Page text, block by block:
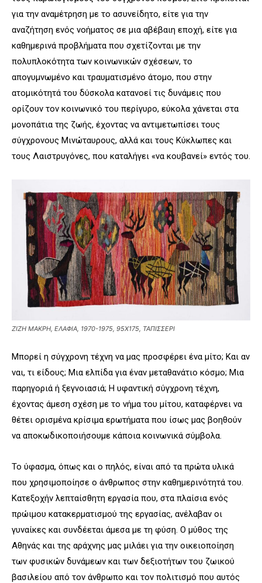
για την αναμέτρηση με το ασυνείδητο, είτε για την
αναζήτηση ενός νοήματος σε μια αβέβαιη εποχή, είτε για
καθημερινά προβλήματα που σχετίζονται με την
πολυπλοκότητα των κοινωνικών σχέσεων, το
απογυμνωμένο και τραυματισμένο άτομο, που στην
ατομικότητά του δύσκολα κατανοεί τις δυνάμεις που
ορίζουν τον κοινωνικό του περίγυρο, εύκολα χάνεται στα
μονοπάτια της ζωής, έχοντας να αντιμετωπίσει τους
σύγχρονους Μινώταυρους, αλλά και τους Κύκλωπες και
τους Λαιστρυγόνες, που καταλήγει «να κουβανεί» εντός του.
ZΙΖΗ ΜΑΚΡΗ, ΕΛΑΦΙΑ, 1970-1975, 95Χ175, ΤΑΠΙΣΣΕΡΙ
Μπορεί η σύγχρονη τέχνη να μας προσφέρει ένα μίτο; Και αν
ναι, τι είδους; Μια ελπίδα για έναν μεταθανάτιο κόσμο; Μια
παρηγοριά ή ξεγνοιασιά; Η υφαντική σύγχρονη τέχνη,
έχοντας άμεση σχέση με το νήμα του μίτου, καταφέρνει να
θέτει ορισμένα κρίσιμα ερωτήματα που ίσως μας βοηθούν
να αποκωδικοποιήσουμε κάποια κοινωνικά σύμβολα.
Το ύφασμα, όπως και ο πηλός, είναι από τα πρώτα υλικά
που χρησιμοποίησε ο άνθρωπος στην καθημερινότητά του.
Κατεξοχήν λεπταίσθητη εργασία που, στα πλαίσια ενός
πρώιμου κατακερματισμού της εργασίας, ανέλαβαν οι
γυναίκες και συνδέεται άμεσα με τη φύση. Ο μύθος της
Αθηνάς και της αράχνης μας μιλάει για την οικειοποίηση
των φυσικών δυνάμεων και των δεξιοτήτων του ζωικού
βασιλείου από τον άνθρωπο και τον πολιτισμό που αυτός